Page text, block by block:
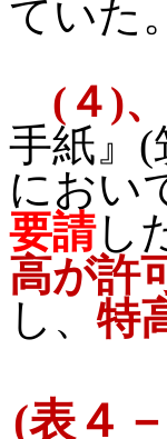
ていた。
( ４)、
手紙』 (
におい
要請し
高が許
し、 特
(表４